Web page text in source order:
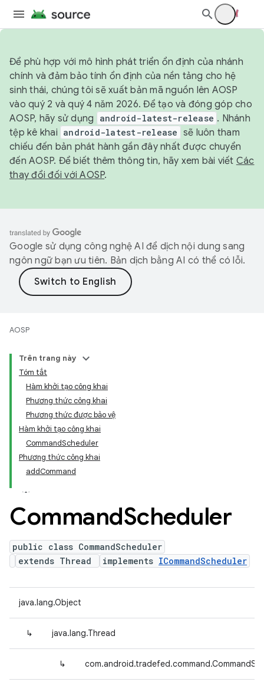
Để phù hợp với mô hình phát triển ổn định của nhánh
chính và đảm bảo tính ổn định của nền tảng cho hệ
sinh thái, chúng tôi sẽ xuất bản mã nguồn lên AOSP
vào quý 2 và quý 4 năm 2026. Để tạo và đóng góp cho
AOSP, hãy sử dụng
android-latest-release . Nhánh
tệp kê khai android-latest-release sẽ luôn tham
chiếu đến bản phát hành gần đây nhất được chuyển
đến AOSP. Để biết thêm thông tin, hãy xem bài viết Các
thay đổi đối với AOSP.
Google sử dụng công nghệ AI để dịch nội dung sang
ngôn ngữ bạn ưu tiên. Bản dịch bằng AI có thể có lỗi.
AOSP
Trên trang này
Tóm tắt
Hàm khởi tạo công khai
Phương thức công khai
Phương thức được bảo vệ
Hàm khởi tạo công khai
CommandScheduler
Phương thức công khai
addCommand
CommandScheduler
public class CommandScheduler
extends Thread
implements ICommandScheduler
java.lang.Object
↳ java.lang.Thread
↳